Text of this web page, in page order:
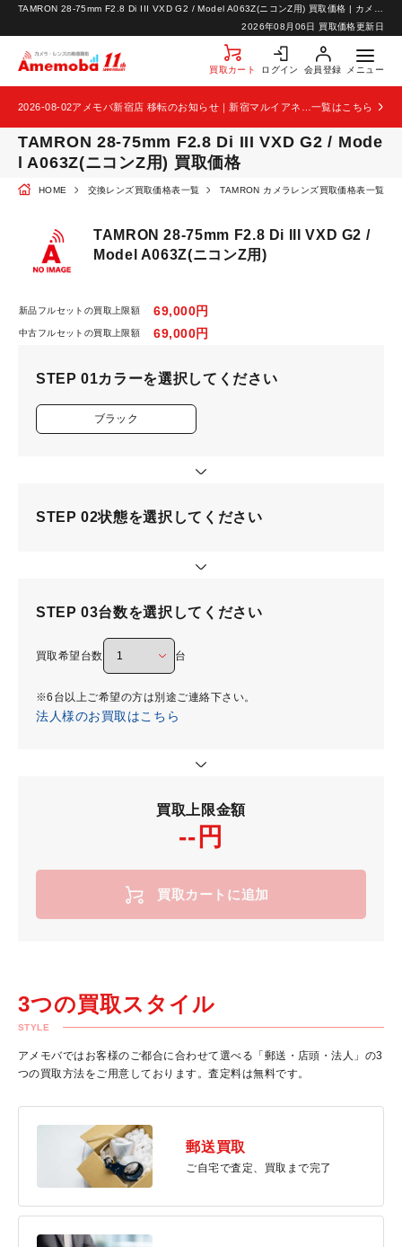
2026年08月06日 買取価格更新日
買取カート ログイン 会員登録 メニュー
お問い合わせ
2026-08-02 一覧はこちら
TAMRON 28-75mm F2.8 Di III VXD G2 / Mode
l A063Z(ニコンZ用) 買取価格
HOME 交換レンズ買取価格表一覧 TAMRON カメラレンズ買取価格表一覧
TAMRON 28-75mm F2.8 Di III VXD G2 /
Model A063Z(ニコンZ用)
新品フルセットの買取上限額 69,000円
中古フルセットの買取上限額 69,000円
STEP 01カラーを選択してください
ブラック
STEP 02状態を選択してください
STEP 03台数を選択してください
買取希望台数 台
※6台以上ご希望の方は別途ご連絡下さい。
法人様のお買取はこちら
買取上限金額
--円
買取カートに追加
3つの買取スタイル
STYLE
アメモバではお客様のご都合に合わせて選べる「郵送・店頭・法人」の3
つの買取方法をご用意しております。査定料は無料です。
郵送買取
ご自宅で査定、買取まで完了